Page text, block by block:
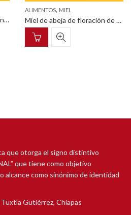
,MIEL
Miel de abeja de floración de canelo envase tarro pet 750 g
que otorga el signo distintivo
que tiene como objetivo
alcance como sinónimo de identidad
Gutiérrez, Chiapas